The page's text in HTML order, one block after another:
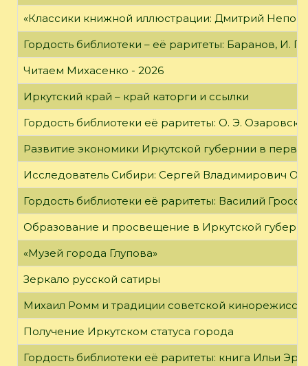
«Классики книжной иллюстрации: Дмитрий
Гордость библиотеки – её раритеты: Баранов, И.
Читаем Михасенко - 2026
Иркутский край – край каторги и ссылки
Гордость библиотеки её раритеты: О. Э.
Развитие экономики Иркутской губернии в
Исследователь Сибири: Сергей Владимирович
Гордость библиотеки её раритеты: Василий
Образование и просвещение в Иркутской
«Музей города Глупова»
Зеркало русской сатиры
Михаил Ромм и традиции советской
Получение Иркутском статуса города
Гордость библиотеки её раритеты: книга Ильи